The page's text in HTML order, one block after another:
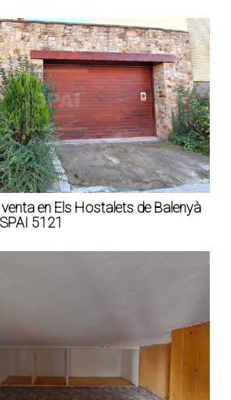
en Els Hostalets de Balenyà
5121